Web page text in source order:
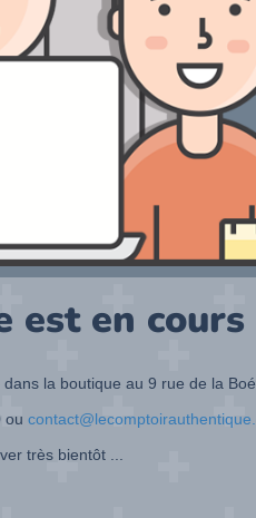
en
la boutique au 9 rue de la
ou
très bientôt ...